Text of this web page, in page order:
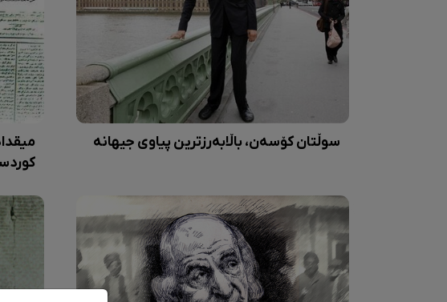
سوڵتان کۆسەن، باڵابەرزترین پیاوی جیهانە